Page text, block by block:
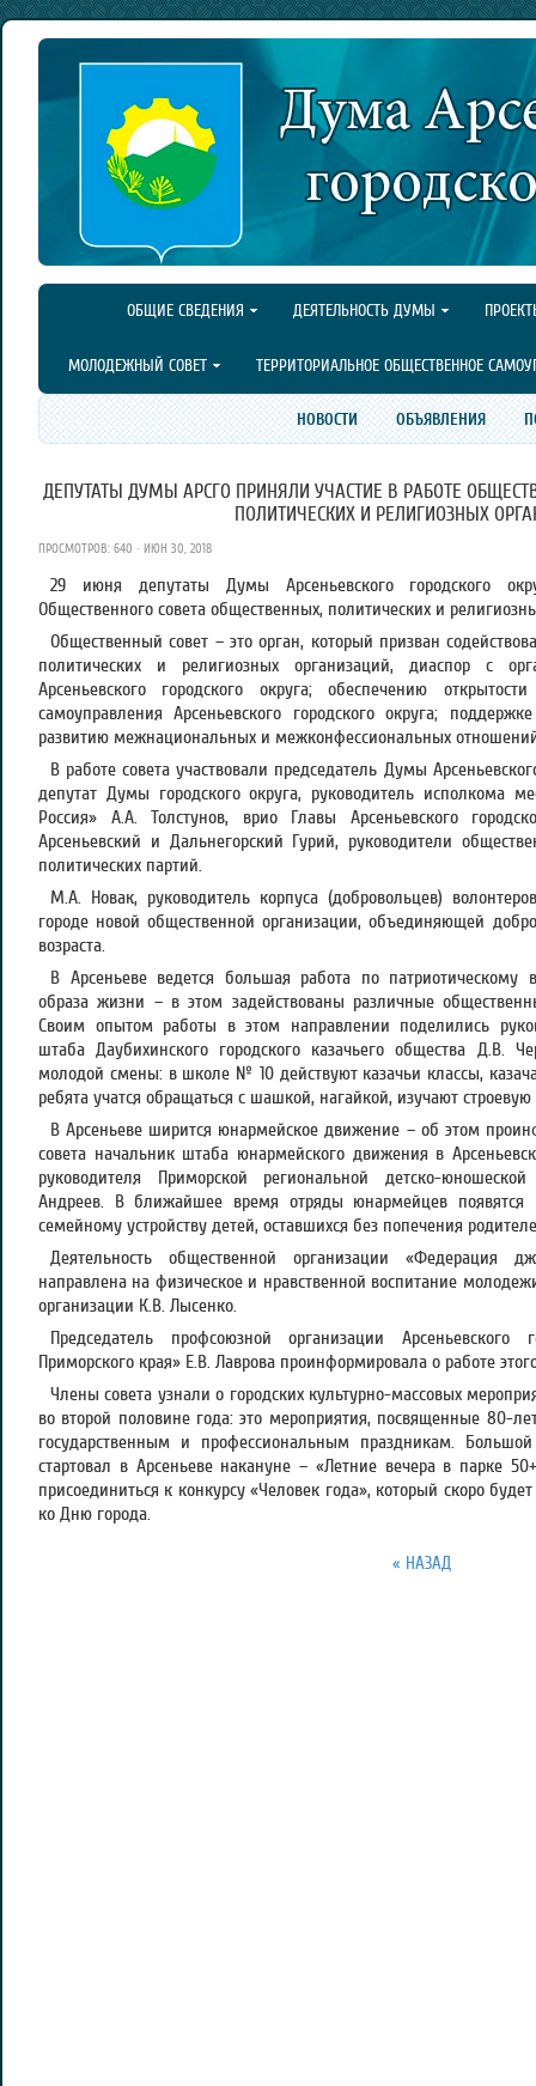
ОБЩИЕ СВЕДЕНИЯ ДЕЯТЕЛЬНОСТЬ ДУМЫ
МОЛОДЕЖНЫЙ СОВЕТ ТЕРРИТОРИАЛЬНОЕ ОБЩЕСТВЕННОЕ
НОВОСТИ ОБЪЯВЛЕНИЯ
ДЕПУТАТЫ ДУМЫ АРСГО ПРИНЯЛИ УЧАСТИЕ В РАБОТЕ
ПОЛИТИЧЕСКИХ И РЕЛИГИОЗНЫХ
ПРОСМОТРОВ: 640 · ИЮН 30, 2018
29 июня депутаты Думы Арсеньевского городского
Общественного совета общественных, политических и
Общественный совет – это орган, который призван
политических и религиозных организаций, диаспор с
Арсеньевского городского округа; обеспечению
самоуправления Арсеньевского городского округа;
развитию межнациональных и межконфессиональных
В работе совета участвовали председатель Думы
депутат Думы городского округа, руководитель исполкома
Россия» А.А. Толстунов, врио Главы Арсеньевского
Арсеньевский и Дальнегорский Гурий, руководители
политических партий.
М.А. Новак, руководитель корпуса (добровольцев)
городе новой общественной организации, объединяющей
возраста.
В Арсеньеве ведется большая работа по патриотическому
образа жизни – в этом задействованы различные
Своим опытом работы в этом направлении поделились
штаба Даубихинского городского казачьего общества Д.В.
молодой смены: в школе № 10 действуют казачьи классы,
ребята учатся обращаться с шашкой, нагайкой, изучают
В Арсеньеве ширится юнармейское движение – об этом
совета начальник штаба юнармейского движения в
руководителя Приморской региональной детско-
Андреев. В ближайшее время отряды юнармейцев
семейному устройству детей, оставшихся без попечения
Деятельность общественной организации «Федерация
направлена на физическое и нравственной воспитание
организации К.В. Лысенко.
Председатель профсоюзной организации Арсеньевского
Приморского края» Е.В. Лаврова проинформировала о работе
Члены совета узнали о городских культурно-массовых
во второй половине года: это мероприятия, посвященные 80-
государственным и профессиональным праздникам.
стартовал в Арсеньеве накануне – «Летние вечера в парке
присоединиться к конкурсу «Человек года», который скоро
ко Дню города.
« НАЗАД